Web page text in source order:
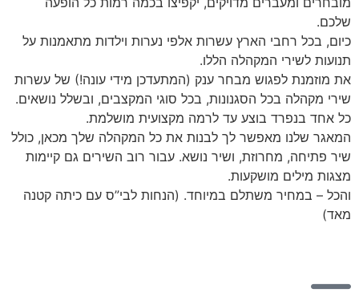
שלכם.
כיום, בכל רחבי הארץ עשרות אלפי נערות וילדות מתאמנות על
תנועות לשירי המקהלה הללו.
את מוזמנת לפגוש מבחר ענק (המתעדכן מידי עונה!) של עשרות
שירי מקהלה בכל הסגנונות, בכל סוגי המקצבים, ובשלל נושאים.
כל אחד בנפרד בוצע עד לרמה מקצועית מושלמת.
המאגר שלנו מאפשר לך לבנות את כל המקהלה שלך מכאן, כולל
שיר פתיחה, מחרוזת, ושיר נושא. עבור רוב השירים גם קיימות
מצגות מילים מושקעות.
והכל – במחיר משתלם במיוחד. (הנחות לבי”ס עם כיתה קטנה
מאד)